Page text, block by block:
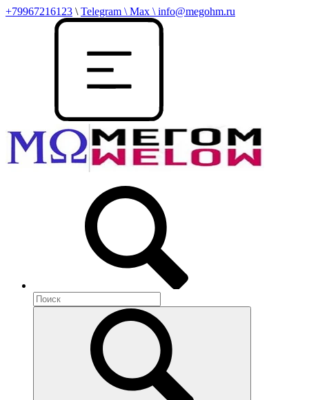
+79967216123 \ Telegram \ Max \ info@megohm.ru